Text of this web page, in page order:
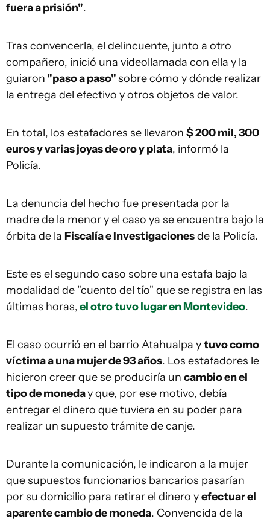
fuera a prisión".
Tras convencerla, el delincuente, junto a otro
compañero, inició una videollamada con ella y la
guiaron "paso a paso"sobre cómo y dónde realizar
la entrega del efectivo y otros objetos de valor.
En total, los estafadores se llevaron $ 200 mil, 300
euros y varias joyas de oro y plata, informó la
Policía.
La denuncia del hecho fue presentada por la
madre de la menor y el caso ya se encuentra bajo la
órbita de la Fiscalía e Investigacionesde la Policía.
Este es el segundo caso sobre una estafa bajo la
modalidad de "cuento del tío" que se registra en las
últimas horas,el otro tuvo lugar en Montevideo.
El caso ocurrió en el barrio Atahualpa ytuvo como
víctima a una mujer de 93 años. Los estafadores le
hicieron creer que se produciría un cambio en el
tipo de moneday que, por ese motivo, debía
entregar el dinero que tuviera en su poder para
realizar un supuesto trámite de canje.
Durante la comunicación, le indicaron a la mujer
que supuestos funcionarios bancarios pasarían
por su domicilio para retirar el dinero yefectuar el
aparente cambio de moneda. Convencida de la